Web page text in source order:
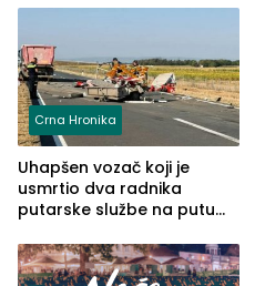
Crna Hronika
Uhapšen vozač koji je
usmrtio dva radnika
putarske službe na putu
(FOTO)